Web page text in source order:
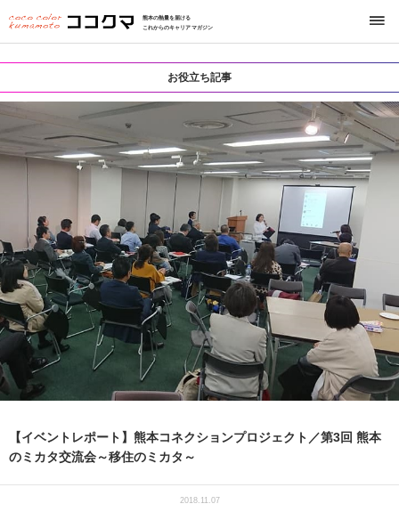
熊本の熱量を届ける
これからのキャリアマガジン
お役立ち記事
【イベントレポート】熊本コネクションプロジェクト／第3回 熊本
のミカタ交流会～移住のミカタ～
2018.11.07